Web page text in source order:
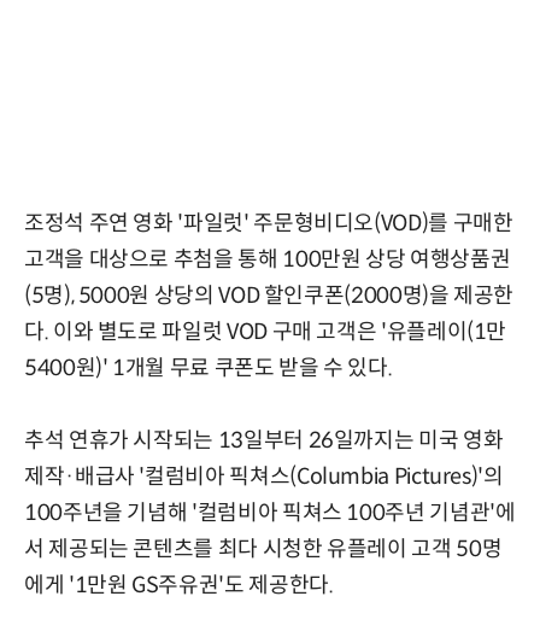
조정석 주연 영화 '파일럿' 주문형비디오(VOD)를 구매한
고객을 대상으로 추첨을 통해 100만원 상당 여행상품권
(5명), 5000원 상당의 VOD 할인쿠폰(2000명)을 제공한
다. 이와 별도로 파일럿 VOD 구매 고객은 '유플레이(1만
5400원)' 1개월 무료 쿠폰도 받을 수 있다.
추석 연휴가 시작되는 13일부터 26일까지는 미국 영화
제작·배급사 '컬럼비아 픽쳐스(Columbia Pictures)'의
100주년을 기념해 '컬럼비아 픽쳐스 100주년 기념관'에
서 제공되는 콘텐츠를 최다 시청한 유플레이 고객 50명
에게 '1만원 GS주유권'도 제공한다.